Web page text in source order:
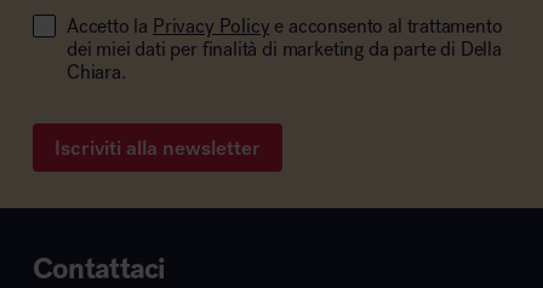
Accetto la Privacy Policy e acconsento al trattamento
dei miei dati per finalità di marketing da parte di Della
Chiara.
Iscriviti alla newsletter
Contattaci